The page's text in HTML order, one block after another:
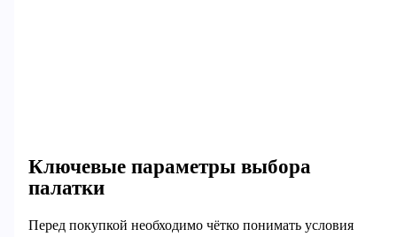
Ключевые параметры выбора
палатки
Перед покупкой необходимо чётко понимать условия